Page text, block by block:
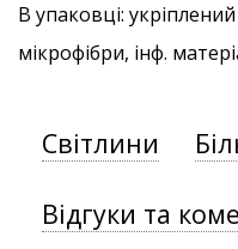
В упаковці:
мікрофібри, інф.
Світлини
Відгуки та